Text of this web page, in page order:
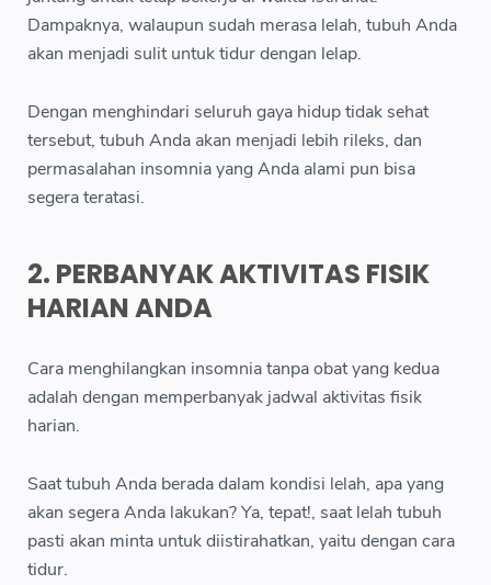
Dampaknya, walaupun sudah merasa lelah, tubuh Anda
akan menjadi sulit untuk tidur dengan lelap.
Dengan menghindari seluruh gaya hidup tidak sehat
tersebut, tubuh Anda akan menjadi lebih rileks, dan
permasalahan insomnia yang Anda alami pun bisa
segera teratasi.
2. PERBANYAK AKTIVITAS FISIK
HARIAN ANDA
Cara menghilangkan insomnia tanpa obat yang kedua
adalah dengan memperbanyak jadwal aktivitas fisik
harian.
Saat tubuh Anda berada dalam kondisi lelah, apa yang
akan segera Anda lakukan? Ya, tepat!, saat lelah tubuh
pasti akan minta untuk diistirahatkan, yaitu dengan cara
tidur.